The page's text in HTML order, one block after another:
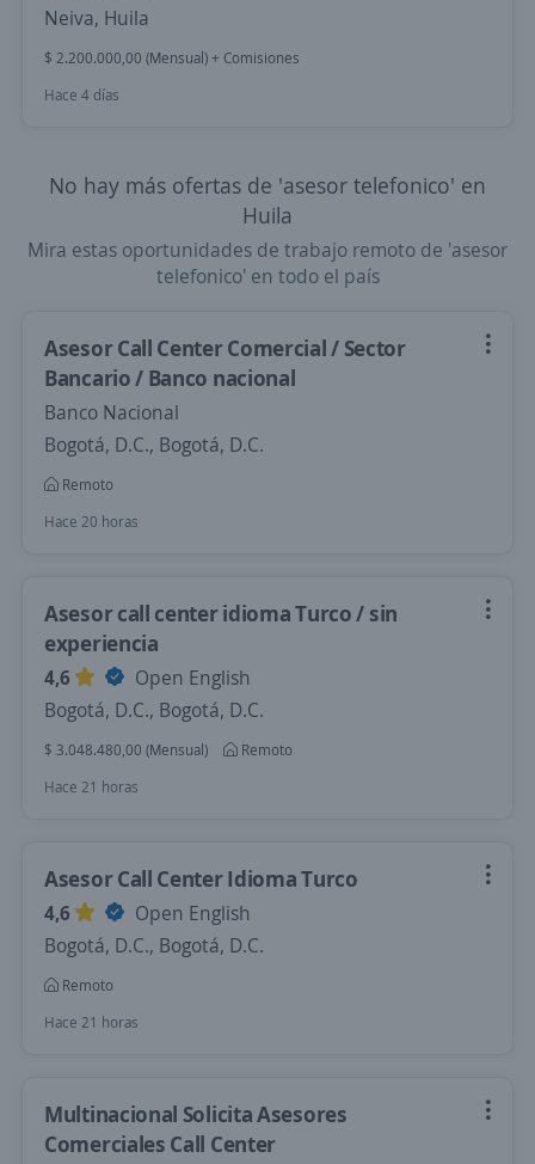
Neiva, Huila
$ 2.200.000,00 (Mensual) + Comisiones
Hace 4 días
No hay más ofertas de 'asesor telefonico' en
Huila
Mira estas oportunidades de trabajo remoto de 'asesor
telefonico' en todo el país
Asesor Call Center Comercial / Sector
Bancario / Banco nacional
Banco Nacional
Bogotá, D.C., Bogotá, D.C.
Remoto
Hace 20 horas
Asesor call center idioma Turco / sin
experiencia
4,6
Open English
Bogotá, D.C., Bogotá, D.C.
$ 3.048.480,00 (Mensual)
Remoto
Hace 21 horas
Asesor Call Center Idioma Turco
4,6
Open English
Bogotá, D.C., Bogotá, D.C.
Remoto
Hace 21 horas
Multinacional Solicita Asesores
Comerciales Call Center